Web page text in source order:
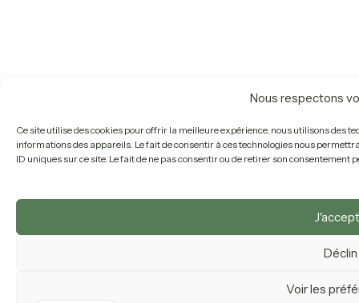
Nous respectons
Ce site utilise des cookies pour offrir la meilleure expérience, nous utilisons des
informations des appareils. Le fait de consentir à ces technologies nous
ID uniques sur ce site. Le fait de ne pas consentir ou de retirer son
Déclin
Voir les